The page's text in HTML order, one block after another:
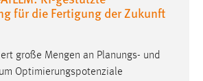
für die Fertigung der Zukunft
große Mengen an Planungs- und
Optimierungspotenziale